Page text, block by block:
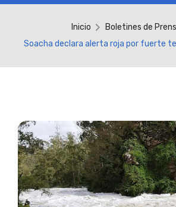
Inicio
Boletines de
Soacha declara alerta roja por fuerte